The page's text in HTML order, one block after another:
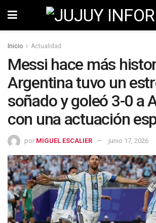
Inicio Actualidad
Messi hace más
Argentina tuvo un
soñado y goleó 3-0 a
con una actuación
por MIGUEL ESCALIER junio 17, 2026